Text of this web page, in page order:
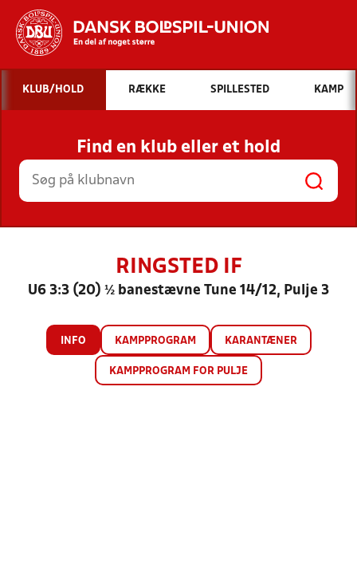
Hvad vil du søge efter?
INDHOLD OG NYHEDER
STILLINGER, RESULTATER, KLUBBER OG
HOLD
KLUB/HOLD RÆKKE SPILLESTED KAMP
Find en klub eller et hold
RINGSTED IF
U6 3:3 (20) ½ banestævne Tune 14/12, Pulje 3
INFO KAMPPROGRAM KARANTÆNER
KAMPPROGRAM FOR PULJE